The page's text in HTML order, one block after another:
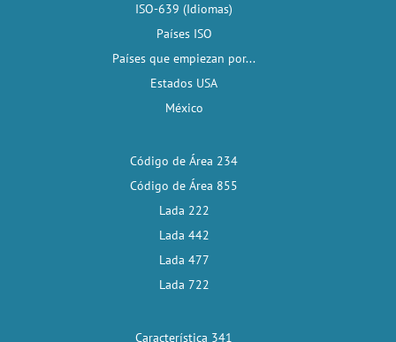
ISO-639 (Idiomas)
Países ISO
Países que empiezan por...
Estados USA
México
Código de Área 234
Código de Área 855
Lada 222
Lada 442
Lada 477
Lada 722
Característica 341